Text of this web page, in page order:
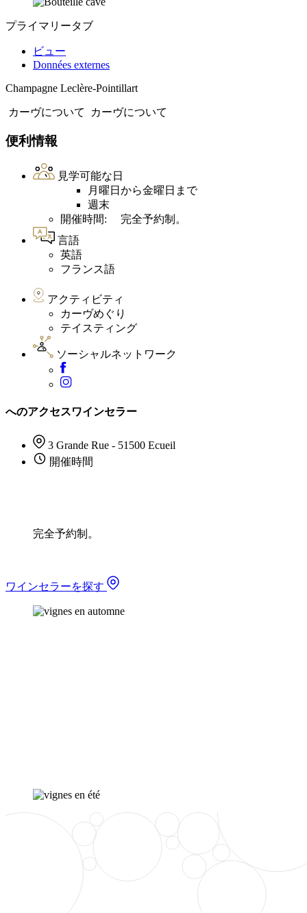
プライマリータブ
ビュー
Données externes
Champagne Leclère-Pointillart
カーヴについて カーヴについて
便利情報
見学可能な日
月曜日から金曜日まで
週末
開催時間: 完全予約制。
言語
英語
フランス語
アクティビティ
カーヴめぐり
テイスティング
ソーシャルネットワーク
へのアクセスワインセラー
3 Grande Rue - 51500 Ecueil
開催時間
完全予約制。
ワインセラーを探す